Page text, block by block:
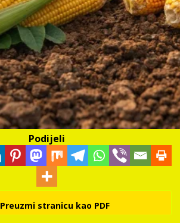
Podijeli
Preuzmi stranicu kao PDF